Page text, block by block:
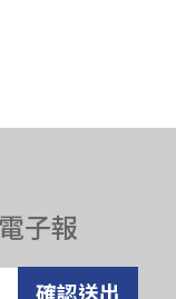
子報
確認送出